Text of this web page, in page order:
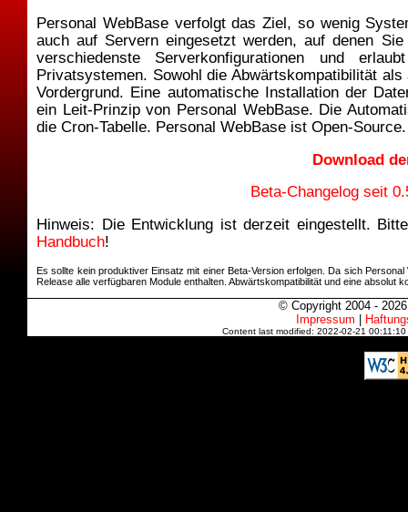
Personal WebBase verfolgt das Ziel, so wenig
auch auf Servern eingesetzt werden, auf denen
verschiedenste Serverkonfigurationen und
Privatsystemen. Sowohl die Abwärtskompatibilität
Vordergrund. Eine automatische Installation der
ein Leit-Prinzip von Personal WebBase. Die
die Cron-Tabelle. Personal WebBase ist Open-Source.
Download
Beta-Changelog seit
Hinweis: Die Entwicklung ist derzeit eingestellt.
Handbuch!
Es sollte kein produktiver Einsatz mit einer Beta-Version erfolgen. Da sich
Release alle verfügbaren Module enthalten. Abwärtskompatibilität und eine absolut
© Copyright 2004 -
Impressum
Content last modified: 2022-02-21